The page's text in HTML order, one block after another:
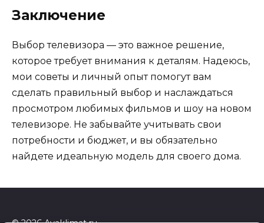
Заключение
Выбор телевизора — это важное решение,
которое требует внимания к деталям. Надеюсь,
мои советы и личный опыт помогут вам
сделать правильный выбор и наслаждаться
просмотром любимых фильмов и шоу на новом
телевизоре. Не забывайте учитывать свои
потребности и бюджет, и вы обязательно
найдете идеальную модель для своего дома.